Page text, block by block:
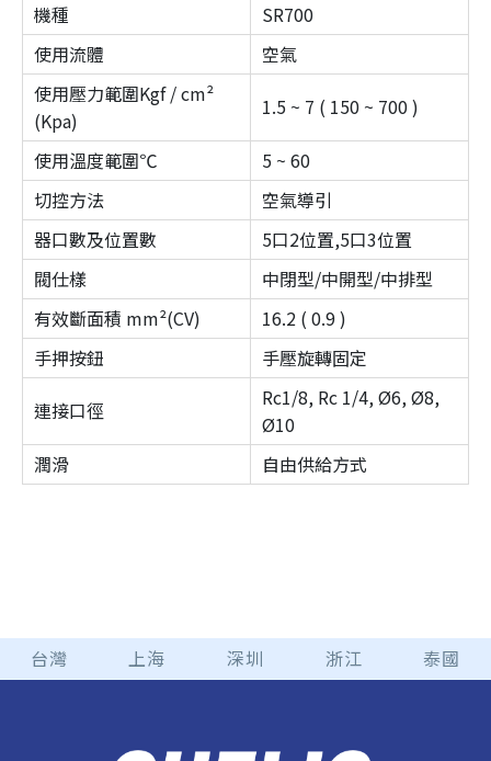
機種
SR700
使用流體
空氣
使用壓力範圍Kgf / cm²
(Kpa)
1.5 ~ 7 ( 150 ~ 700 )
使用溫度範圍℃
5 ~ 60
切控方法
空氣導引
器口數及位置數
5口2位置,5口3位置
閥仕樣
中閉型/中開型/中排型
有效斷面積 mm²(CV)
16.2 ( 0.9 )
手押按鈕
手壓旋轉固定
連接口徑
Rc1/8, Rc 1/4, Ø6, Ø8,
Ø10
潤滑
自由供給方式
台灣 上海 深圳 浙江 泰國